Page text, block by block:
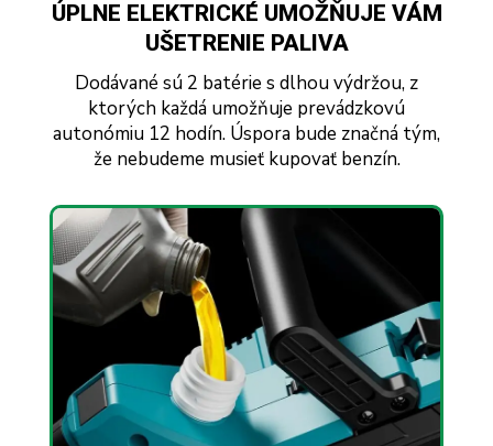
ÚPLNE ELEKTRICKÉ UMOŽŇUJE VÁM
UŠETRENIE PALIVA
Dodávané sú 2 batérie s dlhou výdržou, z
ktorých každá umožňuje prevádzkovú
autonómiu 12 hodín. Úspora bude značná tým,
že nebudeme musieť kupovať benzín.